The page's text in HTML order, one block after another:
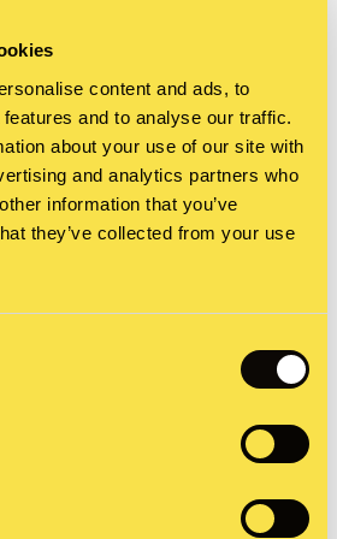
content and ads, to
and to analyse our traffic.
about your use of our site with
and analytics partners who
information that you’ve
they’ve collected from your use
bleiben als
die Optionengeliketund
zu erkennen ist,
Word-Autokorrektur nicht nur